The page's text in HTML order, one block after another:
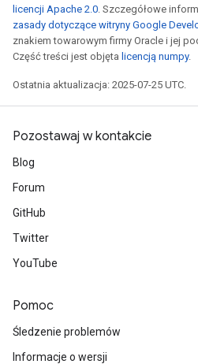
licencji Apache 2.0. Szczegółowe
zasady dotyczące witryny Google
znakiem towarowym firmy Oracle i jej
Część treści jest objęta licencją numpy.
Ostatnia aktualizacja: 2025-07-25 UTC.
Pozostawaj w kontakcie
Blog
Forum
GitHub
Twitter
YouTube
Pomoc
Śledzenie problemów
Informacje o wersji